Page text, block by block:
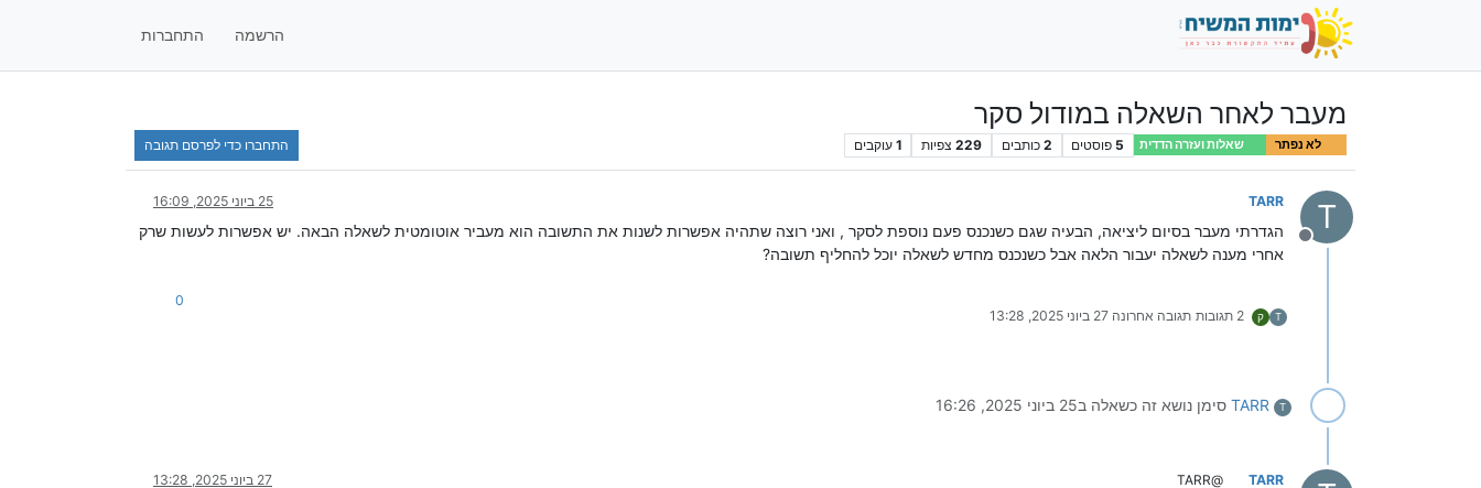
הרשמה התחברות
מעבר לאחר השאלה במודול סקר
לא נפתר שאלות ועזרה הדדית 5 פוסטים 2 כותבים 229 צפיות 1 עוקבים התחברו כדי לפרסם תגובה
T
מנותק
TARR 25 ביוני 2025, 16:09
הגדרתי מעבר בסיום ליציאה, הבעיה שגם כשנכנס פעם נוספת לסקר , ואני רוצה שתהיה אפשרות לשנות את התשובה הוא מעביר אוטומטית לשאלה הבאה. יש אפשרות לעשות שרק
אחרי מענה לשאלה יעבור הלאה אבל כשנכנס מחדש לשאלה יוכל להחליף תשובה?
T ק 2 תגובות תגובה אחרונה 27 ביוני 2025, 13:28
0
T
TARR סימן נושא זה כשאלה ב25 ביוני 2025, 16:26
TARR
@TARR 27 ביוני 2025, 13:28